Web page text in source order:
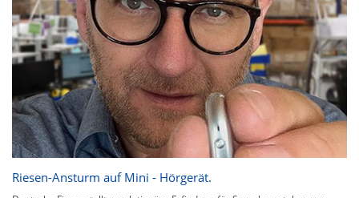
Riesen-Ansturm auf Mini - Hörgerät.